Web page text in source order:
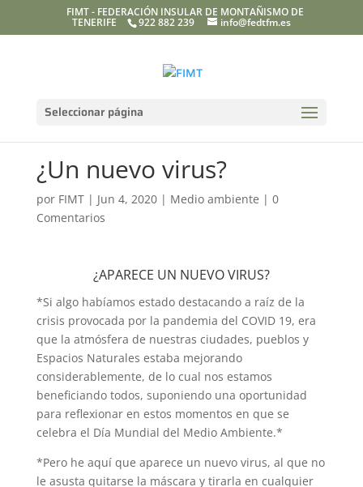
FIMT - FEDERACIÓN INSULAR DE MONTAÑISMO DE
TENERIFE 922 882 239 info@fedtfm.es
Seleccionar página
¿Un nuevo virus?
por FIMT| Jun 4, 2020| Medio ambiente | 0
Comentarios
¿APARECE UN NUEVO VIRUS?
*Si algo habíamos estado destacando a raíz de la
crisis provocada por la pandemia del COVID 19, era
que la atmósfera de nuestras ciudades, pueblos y
Espacios Naturales estaba mejorando
considerablemente, de lo cual nos estamos
beneficiando todos, suponiendo una oportunidad
para reflexionar en estos momentos en que se
celebra el Día Mundial del Medio Ambiente.*
*Pero he aquí que aparece un nuevo virus, al que no
le asusta quitarse la máscara y tirarla en cualquier